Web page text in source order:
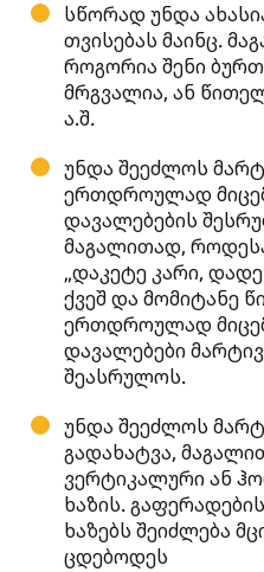
სწორად უნდა
თვისებას მაინც.
როგორია შენი
მრგვალია, ან
ა.შ.
უნდა შეეძლოს
ერთდროულად
დავალებების
მაგალითად,
„დაკეტე კარი,
ქვეშ და მომიტანე
ერთდროულად
დავალებები
შეასრულოს.
უნდა შეეძლოს
გადახატვა,
ვერტიკალური ან
ხაზის.
ხაზებს შეიძლება
ცდებოდეს